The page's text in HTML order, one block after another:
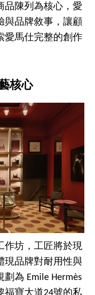
品陳列為核心，愛
與品牌敘事，讓顧
愛馬仕完整的創作
核心
作坊，工匠將於現
現品牌對耐用性與
為 Emile Hermès